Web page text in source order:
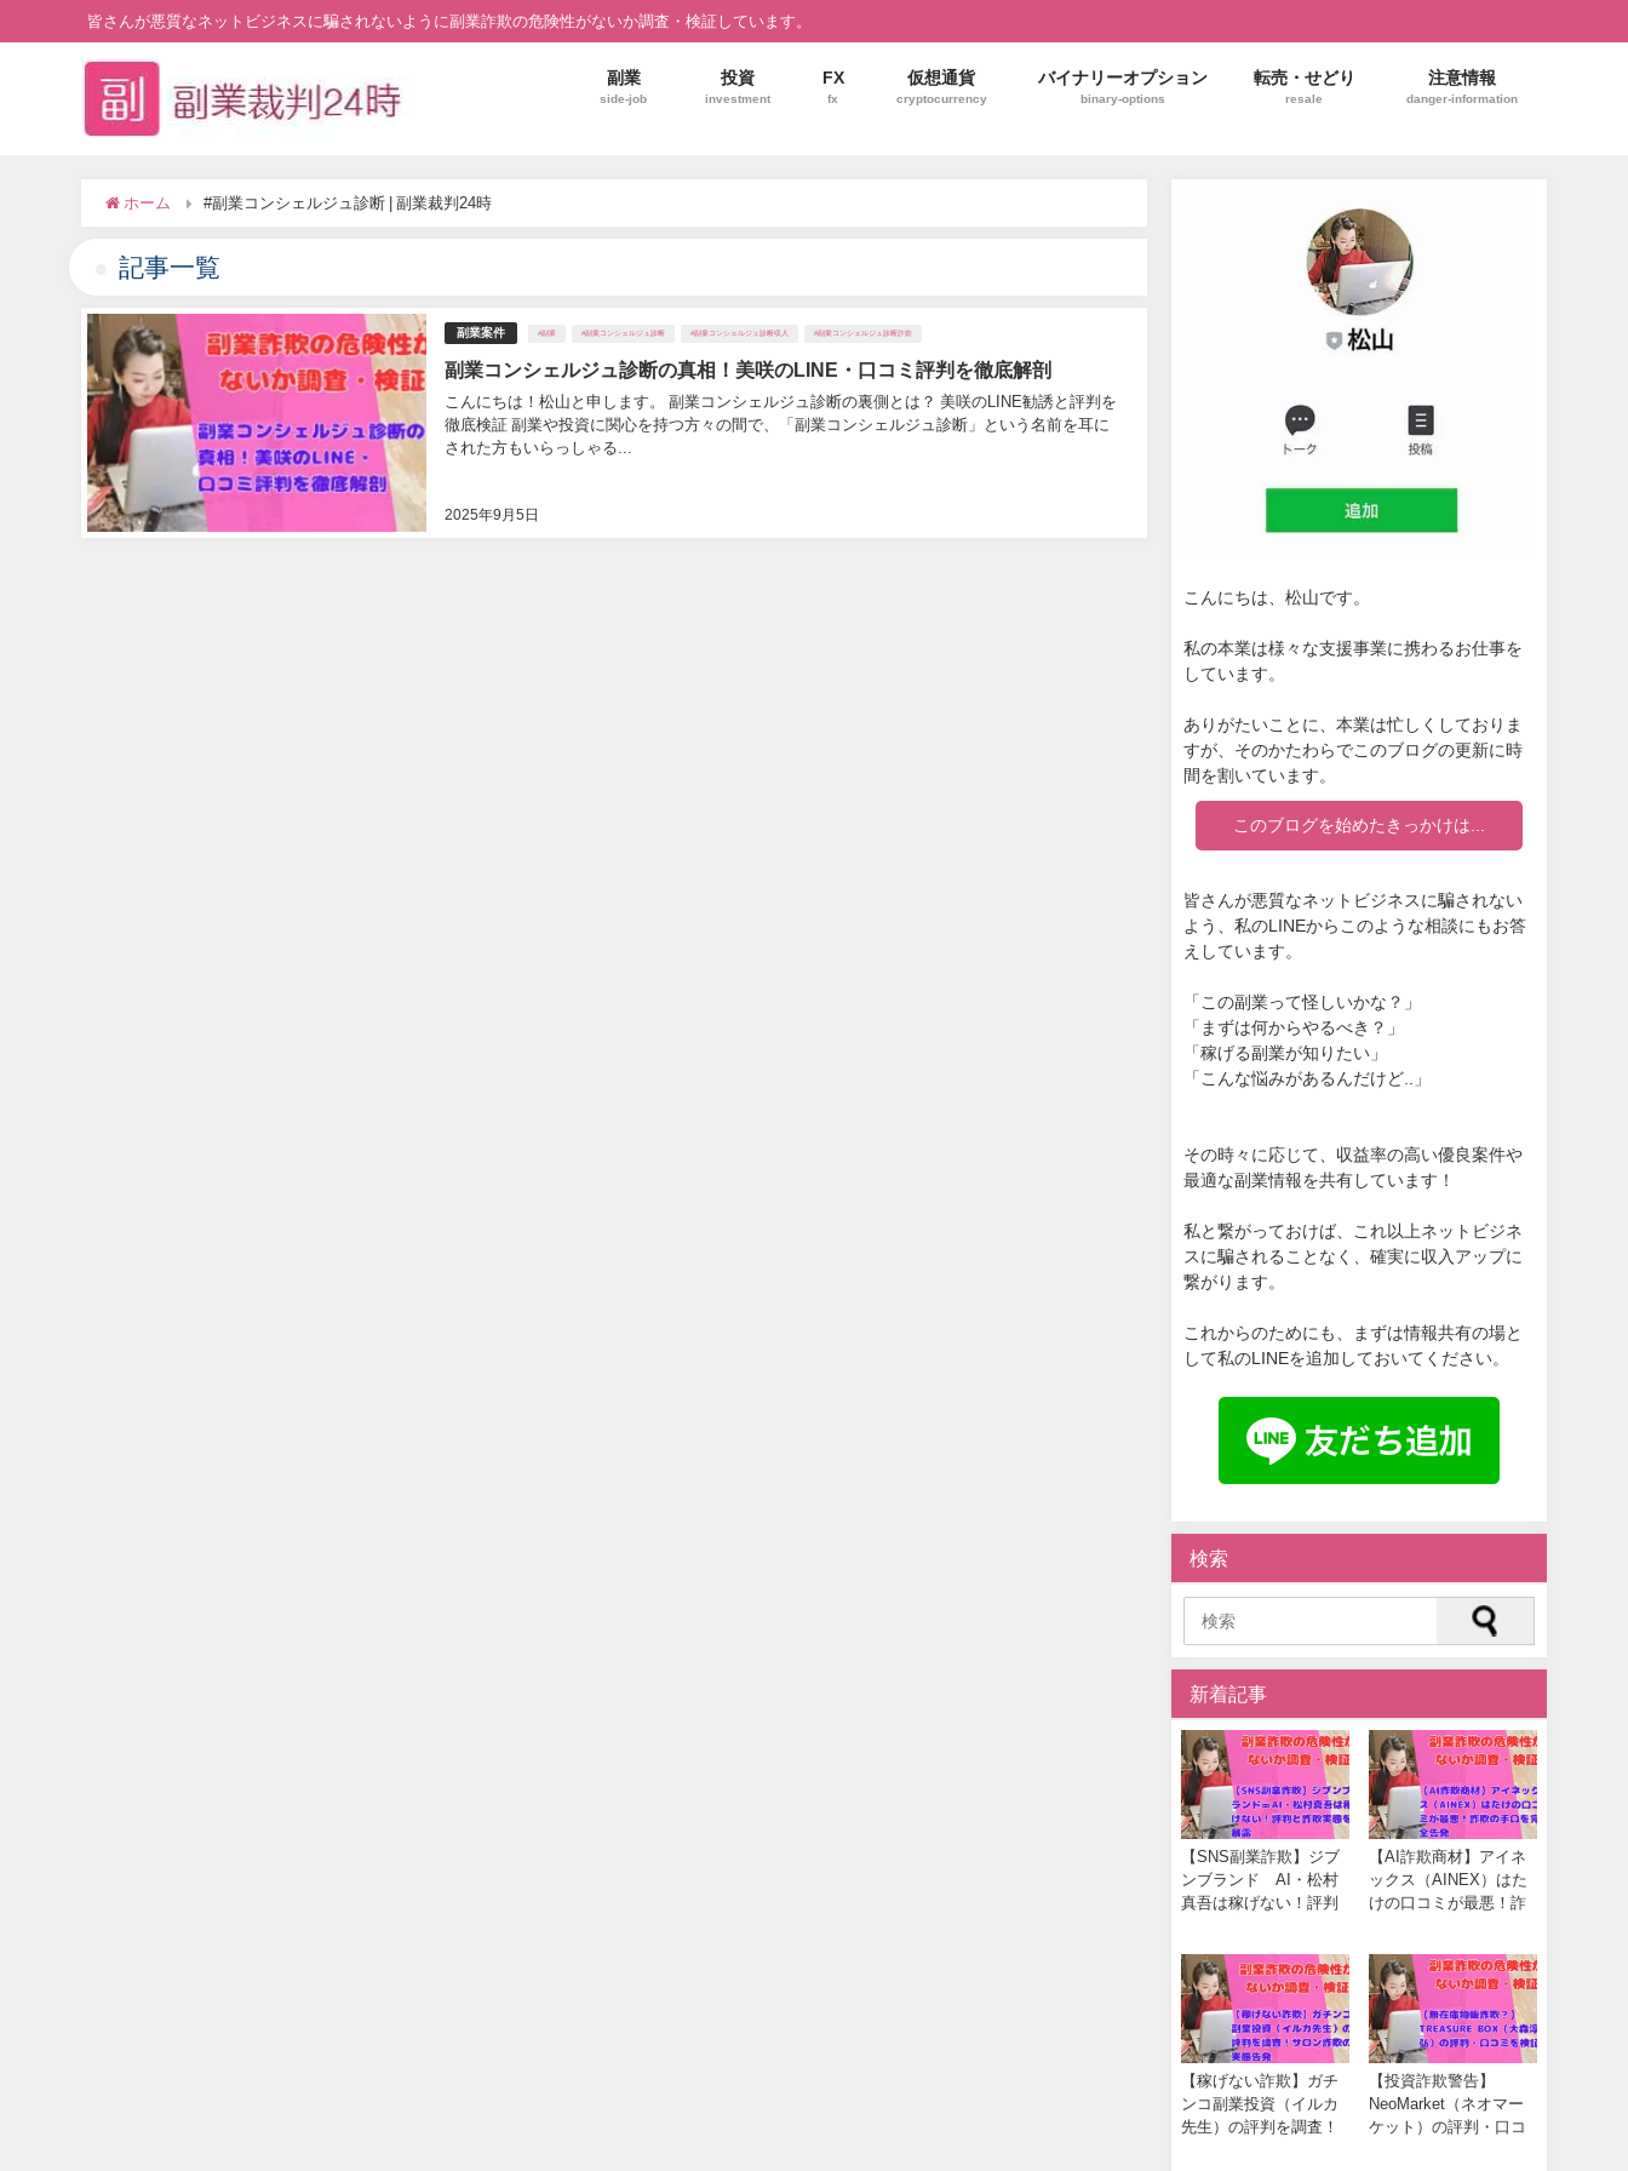
皆さんが悪質なネットビジネスに騙されないように副業詐欺の危険性がないか調査・検証しています。
副業
side-job
投資
investment
FX
fx
仮想通貨
cryptocurrency
バイナリーオプション
binary-options
転売・せどり
resale
注意情報
danger-information
ホーム #副業コンシェルジュ診断 | 副業裁判24時
記事一覧
副業案件 #副業 #副業コンシェルジュ診断 #副業コンシェルジュ診断収入 #副業コンシェルジュ診断詐欺
副業コンシェルジュ診断の真相！美咲のLINE・口コミ評判を徹底解剖
2025年9月5日
こんにちは！松山と申します。 副業コンシェルジュ診断の裏側とは？ 美咲のLINE勧誘と評判を
徹底検証 副業や投資に関心を持つ方々の間で、「副業コンシェルジュ診断」という名前を耳に
された方もいらっしゃる...
こんにちは、松山です。
私の本業は様々な支援事業に携わるお仕事を
しています。
ありがたいことに、本業は忙しくしておりま
すが、そのかたわらでこのブログの更新に時
間を割いています。
このブログを始めたきっかけは...
皆さんが悪質なネットビジネスに騙されない
よう、私のLINEからこのような相談にもお答
えしています。
「この副業って怪しいかな？」
「まずは何からやるべき？」
「稼げる副業が知りたい」
「こんな悩みがあるんだけど..」
その時々に応じて、収益率の高い優良案件や
最適な副業情報を共有しています！
私と繋がっておけば、これ以上ネットビジネ
スに騙されることなく、確実に収入アップに
繋がります。
これからのためにも、まずは情報共有の場と
して私のLINEを追加しておいてください。
検索
新着記事
【SNS副業詐欺】ジブ
ンブランド∞AI・松村
真吾は稼げない！評判
【AI詐欺商材】アイネ
ックス（AINEX）はた
けの口コミが最悪！詐
【稼げない詐欺】ガチ
ンコ副業投資（イルカ
先生）の評判を調査！
【投資詐欺警告】
NeoMarket（ネオマー
ケット）の評判・口コ